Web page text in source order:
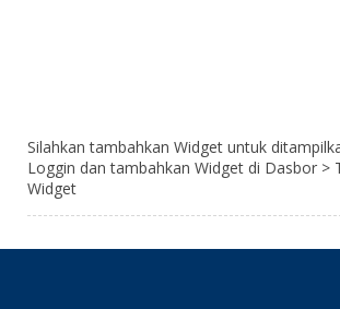
Silahkan tambahkan Widget untuk
Loggin dan tambahkan Widget di Dasbor >
Widget